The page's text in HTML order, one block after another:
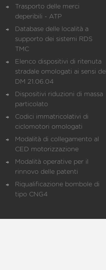
Trasporto delle merci
deperibili - ATP
Database delle località a
supporto dei sistemi RDS
TMC
Elenco dispositivi di ritenuta
stradale omologati ai sensi del
DM 21.06.04
Dispositivi riduzioni di massa
particolato
Codici immatricolativi di
ciclomotori omologati
Modalità di collegamento al
CED motorizzazione
Modalità operative per il
rinnovo delle patenti
Riqualificazione bombole di
tipo CNG4